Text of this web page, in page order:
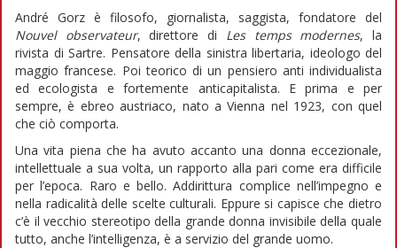
André Gorz è filosofo, giornalista, saggista, fondatore del
Nouvel observateur, direttore di Les temps modernes, la
rivista di Sartre. Pensatore della sinistra libertaria, ideologo del
maggio francese. Poi teorico di un pensiero anti individualista
ed ecologista e fortemente anticapitalista. E prima e per
sempre, è ebreo austriaco, nato a Vienna nel 1923, con quel
che ciò comporta.
Una vita piena che ha avuto accanto una donna eccezionale,
intellettuale a sua volta, un rapporto alla pari come era difficile
per l’epoca. Raro e bello. Addirittura complice nell’impegno e
nella radicalità delle scelte culturali. Eppure si capisce che dietro
c’è il vecchio stereotipo della grande donna invisibile della quale
tutto, anche l’intelligenza, è a servizio del grande uomo.